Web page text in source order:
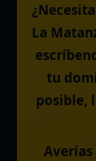
La
tu
posible,